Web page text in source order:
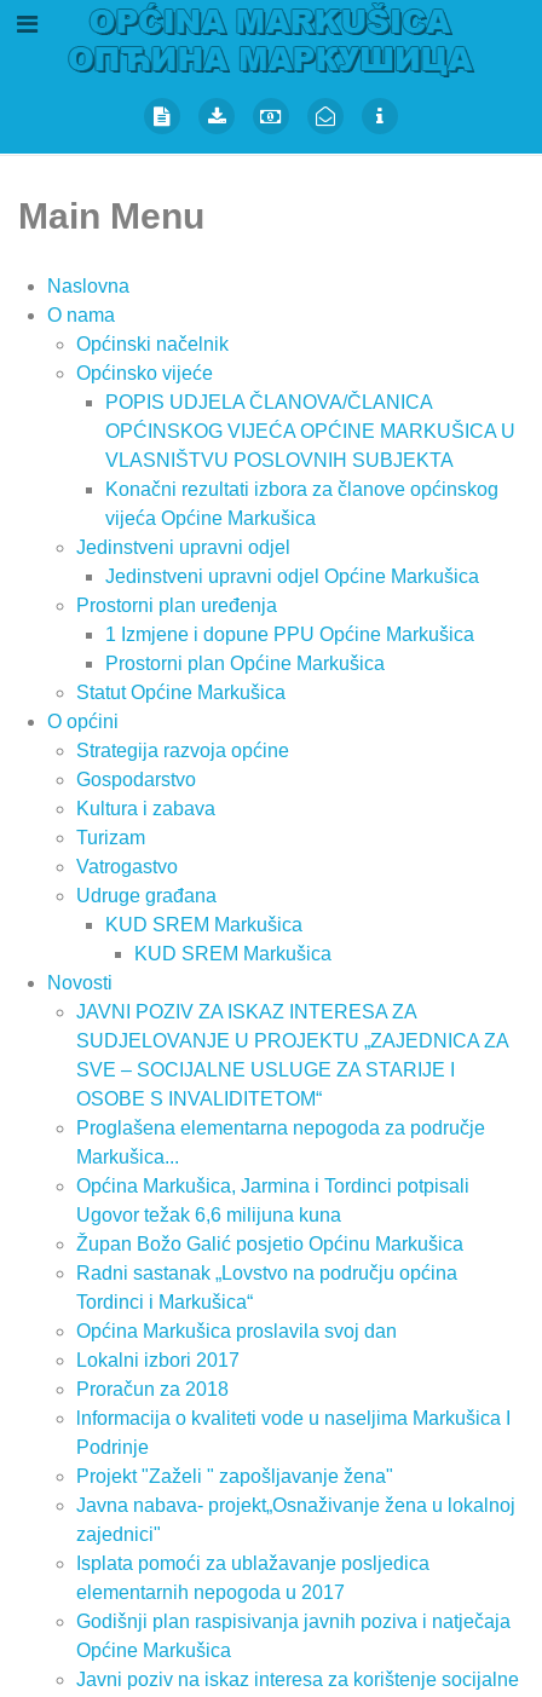
Main Menu
Naslovna
O nama
Općinski načelnik
Općinsko vijeće
POPIS UDJELA ČLANOVA/ČLANICA
OPĆINSKOG VIJEĆA OPĆINE MARKUŠICA U
VLASNIŠTVU POSLOVNIH SUBJEKTA
Konačni rezultati izbora za članove općinskog
vijeća Općine Markušica
Jedinstveni upravni odjel
Jedinstveni upravni odjel Općine Markušica
Prostorni plan uređenja
1 Izmjene i dopune PPU Općine Markušica
Prostorni plan Općine Markušica
Statut Općine Markušica
O općini
Strategija razvoja općine
Gospodarstvo
Kultura i zabava
Turizam
Vatrogastvo
Udruge građana
KUD SREM Markušica
KUD SREM Markušica
Novosti
JAVNI POZIV ZA ISKAZ INTERESA ZA
SUDJELOVANJE U PROJEKTU „ZAJEDNICA ZA
SVE – SOCIJALNE USLUGE ZA STARIJE I
OSOBE S INVALIDITETOM“
Proglašena elementarna nepogoda za područje
Markušica...
Općina Markušica, Jarmina i Tordinci potpisali
Ugovor težak 6,6 milijuna kuna
Župan Božo Galić posjetio Općinu Markušica
Radni sastanak „Lovstvo na području općina
Tordinci i Markušica“
Općina Markušica proslavila svoj dan
Lokalni izbori 2017
Proračun za 2018
lnformacija o kvaliteti vode u naseljima Markušica I
Podrinje
Projekt "Zaželi " zapošljavanje žena"
Javna nabava- projekt„Osnaživanje žena u lokalnoj
zajednici"
Isplata pomoći za ublažavanje posljedica
elementarnih nepogoda u 2017
Godišnji plan raspisivanja javnih poziva i natječaja
Općine Markušica
Javni poziv na iskaz interesa za korištenje socijalne